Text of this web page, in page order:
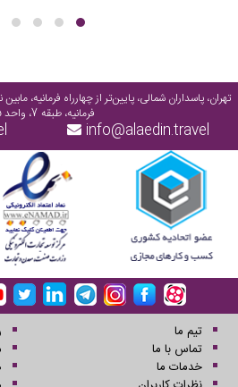
تهران، پاسداران شمالی، پایین‌تر از چهارراه فرمانیه،
فرمانیه، طبقه 7، واحد 5 , 6
info@alaedin.travel
تیم ما
تماس با ما
خدمات ما